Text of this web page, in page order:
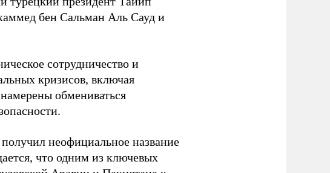
бен Сальман Аль Сауд и
сотрудничество и
кризисов, включая
обмениваться
неофициальное название
что одним из ключевых